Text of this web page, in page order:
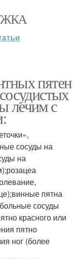
пятен
лечим с
сосуды на
на
пятна
сосуды
красного или
пятно
ног (более